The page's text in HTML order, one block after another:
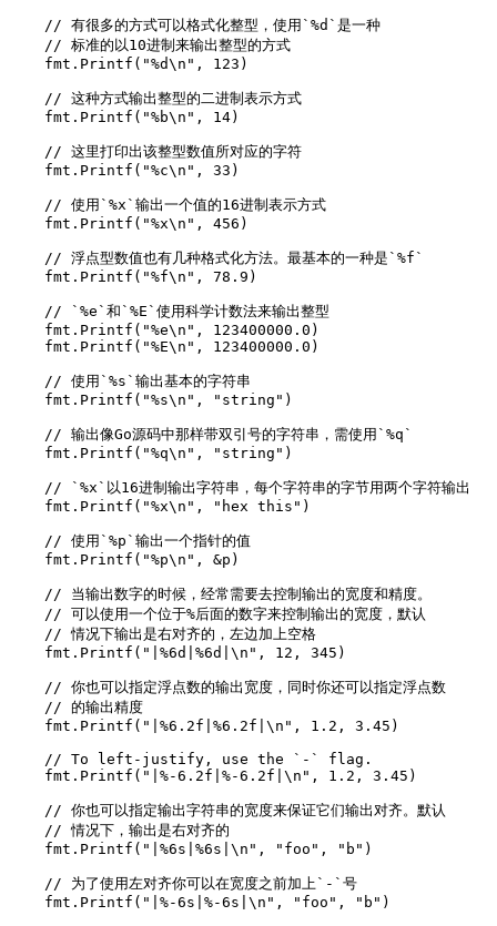
    // 有很多的方式可以格式化整型，使用`%d`是一种
    // 标准的以10进制来输出整型的方式
    fmt.Printf("%d\n", 123)
    // 这种方式输出整型的二进制表示方式
    fmt.Printf("%b\n", 14)
    // 这里打印出该整型数值所对应的字符
    fmt.Printf("%c\n", 33)
    // 使用`%x`输出一个值的16进制表示方式
    fmt.Printf("%x\n", 456)
    // 浮点型数值也有几种格式化方法。最基本的一种是`%f`
    fmt.Printf("%f\n", 78.9)
    // `%e`和`%E`使用科学计数法来输出整型
    fmt.Printf("%e\n", 123400000.0)
    fmt.Printf("%E\n", 123400000.0)
    // 使用`%s`输出基本的字符串
    fmt.Printf("%s\n", "string")
    // 输出像Go源码中那样带双引号的字符串，需使用`%q`
    fmt.Printf("%q\n", "string")
    // `%x`以16进制输出字符串，每个字符串的字节用两个字符输出
    fmt.Printf("%x\n", "hex this")
    // 使用`%p`输出一个指针的值
    fmt.Printf("%p\n", &p)
    // 当输出数字的时候，经常需要去控制输出的宽度和精度。
    // 可以使用一个位于%后面的数字来控制输出的宽度，默认
    // 情况下输出是右对齐的，左边加上空格
    fmt.Printf("|%6d|%6d|\n", 12, 345)
    // 你也可以指定浮点数的输出宽度，同时你还可以指定浮点数
    // 的输出精度
    fmt.Printf("|%6.2f|%6.2f|\n", 1.2, 3.45)
    // To left-justify, use the `-` flag.
    fmt.Printf("|%-6.2f|%-6.2f|\n", 1.2, 3.45)
    // 你也可以指定输出字符串的宽度来保证它们输出对齐。默认
    // 情况下，输出是右对齐的
    fmt.Printf("|%6s|%6s|\n", "foo", "b")
    // 为了使用左对齐你可以在宽度之前加上`-`号
    fmt.Printf("|%-6s|%-6s|\n", "foo", "b")